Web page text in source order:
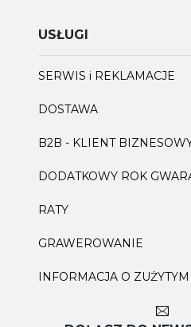
USŁUGI
SERWIS i REKLAMACJE
DOSTAWA
B2B - KLIENT
DODATKOWY ROK
RATY
GRAWEROWANIE
INFORMACJA O